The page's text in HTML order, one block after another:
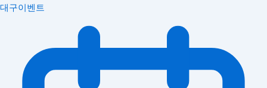
대구이벤트